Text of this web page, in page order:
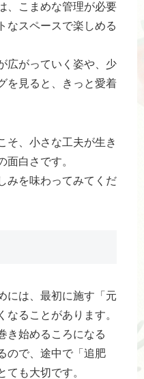
、こまめな管理が必要
なスペースで楽しめる
広がっていく姿や、少
を見ると、きっと愛着
そ、小さな工夫が生き
面白さです。
みを味わってみてくだ
には、最初に施す「元
なることがあります。
き始めるころになる
ので、途中で「追肥
ても大切です。